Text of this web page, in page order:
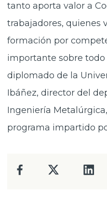
tanto aporta valor a
trabajadores, quienes
formación por
importante sobre
diplomado de la
Ibáñez, director del
Ingeniería
programa impartido